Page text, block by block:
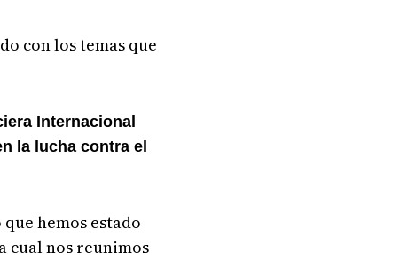
con los temas que
Internacional
la lucha contra el
hemos estado
cual nos reunimos